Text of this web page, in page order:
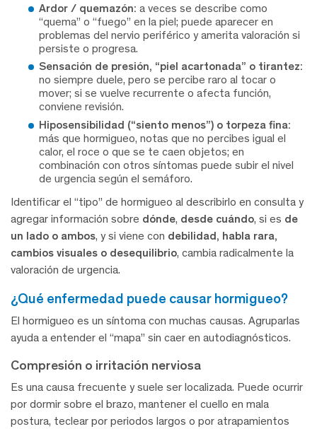
Ardor / quemazón: a veces se describe como
“quema” o “fuego” en la piel; puede aparecer en
problemas del nervio periférico y amerita valoración si
persiste o progresa.
Sensación de presión, “piel acartonada” o tirantez:
no siempre duele, pero se percibe raro al tocar o
mover; si se vuelve recurrente o afecta función,
conviene revisión.
Hiposensibilidad (“siento menos”) o torpeza fina:
más que hormigueo, notas que no percibes igual el
calor, el roce o que se te caen objetos; en
combinación con otros síntomas puede subir el nivel
de urgencia según el semáforo.
Identificar el “tipo” de hormigueo al describirlo en consulta y
agregar información sobre dónde, desde cuándo, si es de
un lado o ambos, y si viene con debilidad, habla rara,
cambios visuales o desequilibrio, cambia radicalmente la
valoración de urgencia.
¿qué enfermedad puede causar hormigueo?
El hormigueo es un síntoma con muchas causas. Agruparlas
ayuda a entender el “mapa” sin caer en autodiagnósticos.
Compresión o irritación nerviosa
Es una causa frecuente y suele ser localizada. Puede ocurrir
por dormir sobre el brazo, mantener el cuello en mala
postura, teclear por periodos largos o por atrapamientos